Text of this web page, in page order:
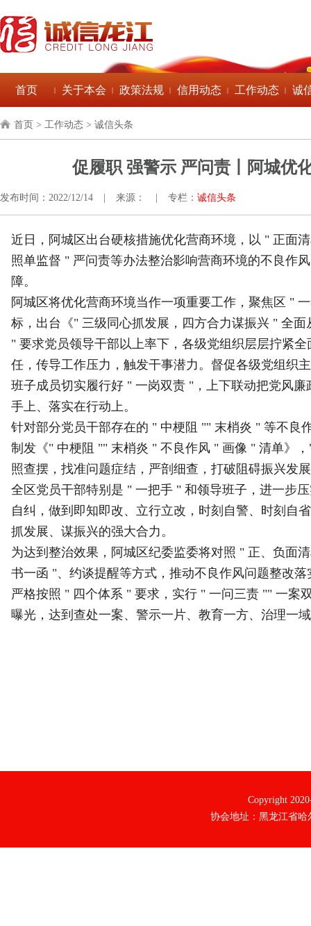
首页 | 关于本会 | 政策法规 | 信用动态 | 工作动态 | 诚
首页 > 工作动态 > 诚信头条
促履职 强警示 严问责丨阿城优
发布时间：2022/12/14 来源： 专栏： 诚信头条
近日，阿城区出台硬核措施优化营商环境，以 " 正面
照单监督 " 严问责等办法整治影响营商环境的不良作
障。
阿城区将优化营商环境当作一项重要工作，聚焦区 "
标，出台《" 三级同心抓发展，四方合力谋振兴 " 全
" 要求党员领导干部以上率下，各级党组织层层拧紧
任，传导工作压力，触发干事潜力。督促各级党组织
班子成员切实履行好 " 一岗双责 "，上下联动把党风
手上、落实在行动上。
针对部分党员干部存在的 " 中梗阻 "" 末梢炎 " 等不良
制发《" 中梗阻 "" 末梢炎 " 不良作风 " 画像 " 清单》
照查摆，找准问题症结，严剖细查，打破阻碍振兴发
全区党员干部特别是 " 一把手 " 和领导班子，进一步
自纠，做到即知即改、立行立改，时刻自警、时刻自
抓发展、谋振兴的强大合力。
为达到整治效果，阿城区纪委监委将对照 " 正、负面
书一函 "、约谈提醒等方式，推动不良作风问题整改
严格按照 " 四个体系 " 要求，实行 " 一问三责 "" 一案
曝光，达到查处一案、警示一片、教育一方、治理一
Copyright
协会地址：黑龙江省哈